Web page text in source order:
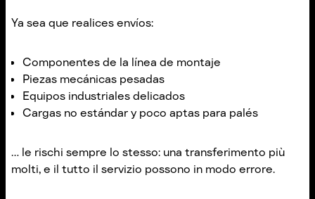
Ya sea que realices envíos:
Componentes de la línea de montaje
Piezas mecánicas pesadas
Equipos industriales delicados
Cargas no estándar y poco aptas para palés
... le rischi sempre lo stesso: una transferimento più
molti, e il tutto il servizio possono in modo errore.